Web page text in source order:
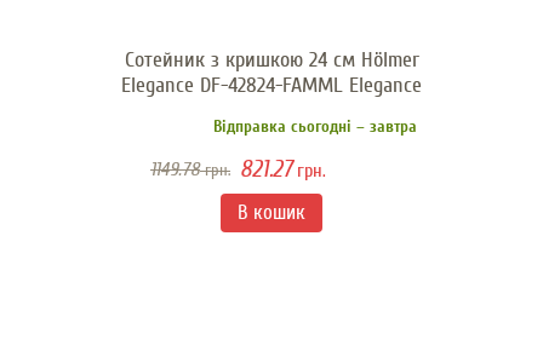
Сотейник з кришкою 24 см Hölmer
Elegance DF-42824-FAMML Elegance
Відправка сьогодні – завтра
1149.78грн. 821.27грн.